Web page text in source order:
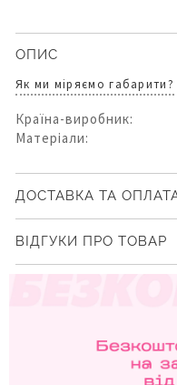
ОПИС
Як ми міряємо габарити?
Країна-виробник:
Матеріали:
ДОСТАВКА ТА
ВІДГУКИ ПРО ТОВАР